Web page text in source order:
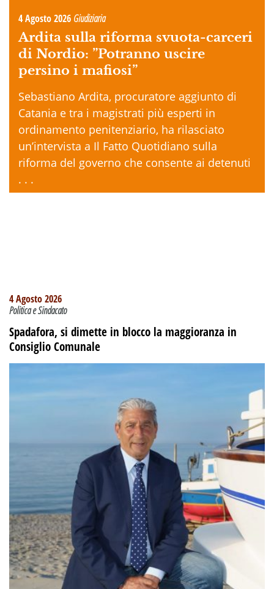
4 Agosto 2026 Giudiziaria
Ardita sulla riforma svuota-carceri
di Nordio: ”Potranno uscire
persino i mafiosi”
Sebastiano Ardita, procuratore aggiunto di
Catania e tra i magistrati più esperti in
ordinamento penitenziario, ha rilasciato
un’intervista a Il Fatto Quotidiano sulla
riforma del governo che consente ai detenuti
. . .
4 Agosto 2026
Politica e Sindacato
Spadafora, si dimette in blocco la maggioranza in
Consiglio Comunale